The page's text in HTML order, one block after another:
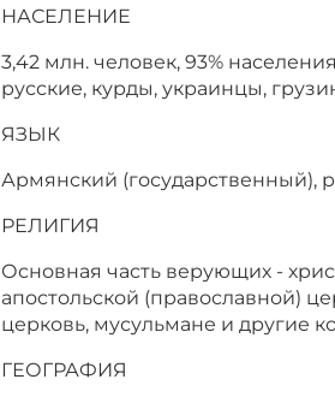
НАСЕЛЕНИЕ
3,42 млн. человек, 93%
русские, курды, украинцы,
ЯЗЫК
Армянский (государственный),
РЕЛИГИЯ
Основная часть верующих -
апостольской (православной)
церковь, мусульмане и другие
ГЕОГРАФИЯ